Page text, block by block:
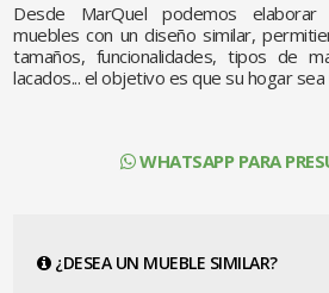
Desde MarQuel podemos
muebles con un diseño similar,
tamaños, funcionalidades, tipos de
lacados... el objetivo es que su hogar sea
WHATSAPP PARA
¿DESEA UN MUEBLE SIMILAR?